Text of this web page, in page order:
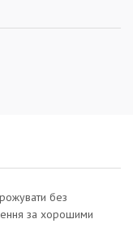
без
за хорошими